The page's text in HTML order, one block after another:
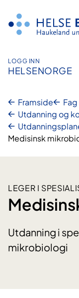
innhald
LOGG INN
HELSENORGE
Framside
Utdanning og
Medisinsk
LEGER I
Utdanning i
mikrobiologi